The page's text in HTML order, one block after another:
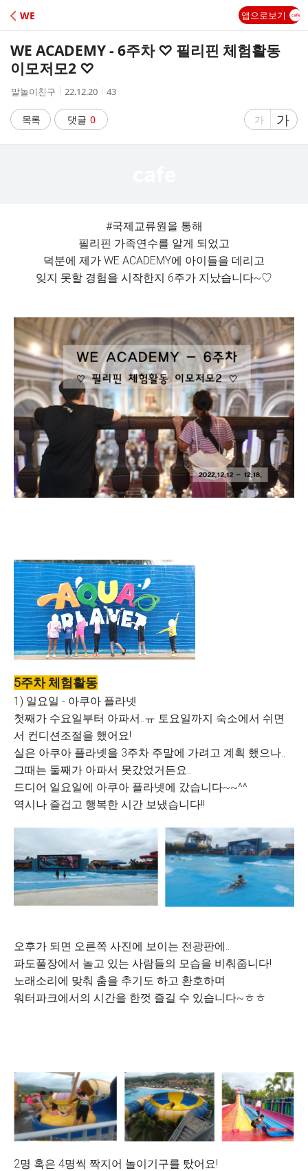
C
A
WE 앱으로보기
WE ACADEMY - 6주차 ♡ 필리핀 체험활동
이모저모2 ♡
작
자
말놀이친구
작
시
간
22.12.20
조
수
43
목록 댓글 0
글
가
글
자
가
#국제교류원을 통해
필리핀 가족연수를 알게 되었고
덕분에 제가 WE ACADEMY에 아이들을 데리고
잊지 못할 경험을 시작한지 6주가 지났습니다~♡
5주차 체험활동
1) 일요일 - 아쿠아 플라넷
첫째가 수요일부터 아파서..ㅠ 토요일까지 숙소에서 쉬면
서 컨디션조절을 했어요!
실은 아쿠아 플라넷을 3주차 주말에 가려고 계획 했으나..
그때는 둘째가 아파서 못갔었거든요..
드디어 일요일에 아쿠아 플라넷에 갔습니다~~^^
역시나 즐겁고 행복한 시간 보냈습니다!!
오후가 되면 오른쪽 사진에 보이는 전광판에..
파도풀장에서 놀고 있는 사람들의 모습을 비춰줍니다!
노래소리에 맞춰 춤을 추기도 하고 환호하며
워터파크에서의 시간을 한껏 즐길 수 있습니다~ㅎㅎ
2명 혹은 4명씩 짝지어 놀이기구를 탔어요!